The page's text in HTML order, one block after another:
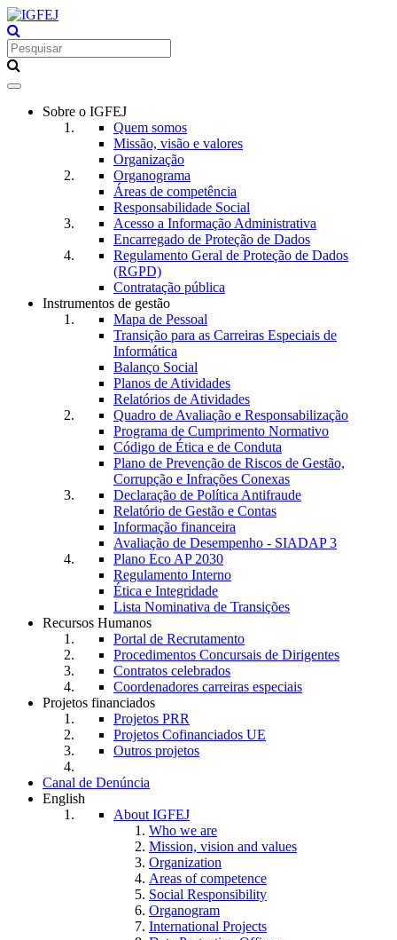
Toggle
navigationSobre o IGFEJ
Quem somos
Missão, visão e valores
Organização
Organograma
Áreas de competência
Responsabilidade Social
Acesso a Informação Administrativa
Encarregado de Proteção de Dados
Regulamento Geral de Proteção de Dados
(RGPD)
Contratação pública
Instrumentos de gestão
Mapa de Pessoal
Transição para as Carreiras Especiais de
Informática
Balanço Social
Planos de Atividades
Relatórios de Atividades
Quadro de Avaliação e Responsabilização
Programa de Cumprimento Normativo
Código de Ética e de Conduta
Plano de Prevenção de Riscos de Gestão,
Corrupção e Infrações Conexas
Declaração de Política Antifraude
Relatório de Gestão e Contas
Informação financeira
Avaliação de Desempenho - SIADAP 3
Plano Eco AP 2030
Regulamento Interno
Ética e Integridade
Lista Nominativa de Transições
Recursos Humanos
Portal de Recrutamento
Procedimentos Concursais de Dirigentes
Contratos celebrados
Coordenadores carreiras especiais
Projetos financiados
Projetos PRR
Projetos Cofinanciados UE
Outros projetos
Canal de Denúncia
English
About IGFEJ
Who we are
Mission, vision and values
Organization
Areas of competence
Social Responsibility
Organogram
International Projects